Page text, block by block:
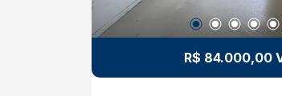
R$ 84.000,00